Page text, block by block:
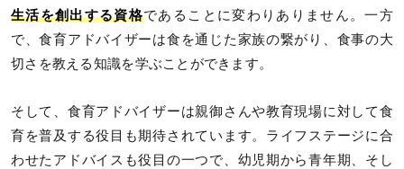
生活を創出する資格であることに変わりありません。一方
で、食育アドバイザーは食を通じた家族の繋がり、食事の大
切さを教える知識を学ぶことができます。
そして、食育アドバイザーは親御さんや教育現場に対して食
育を普及する役目も期待されています。ライフステージに合
わせたアドバイスも役目の一つで、幼児期から青年期、そし